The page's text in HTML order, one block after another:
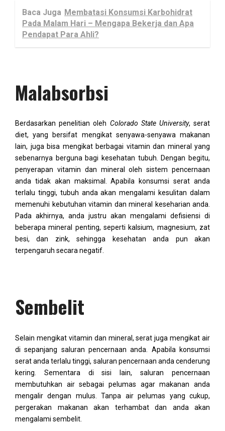
Baca Juga Membatasi Konsumsi Karbohidrat
Pada Malam Hari – Mengapa Bekerja dan Apa
Pendapat Para Ahli?
Malabsorbsi
Berdasarkan penelitian oleh Colorado State University, serat
diet, yang bersifat mengikat senyawa-senyawa makanan
lain, juga bisa mengikat berbagai vitamin dan mineral yang
sebenarnya berguna bagi kesehatan tubuh. Dengan begitu,
penyerapan vitamin dan mineral oleh sistem pencernaan
anda tidak akan maksimal. Apabila konsumsi serat anda
terlalu tinggi, tubuh anda akan mengalami kesulitan dalam
memenuhi kebutuhan vitamin dan mineral keseharian anda.
Pada akhirnya, anda justru akan mengalami defisiensi di
beberapa mineral penting, seperti kalsium, magnesium, zat
besi, dan zink, sehingga kesehatan anda pun akan
terpengaruh secara negatif.
Sembelit
Selain mengikat vitamin dan mineral, serat juga mengikat air
di sepanjang saluran pencernaan anda. Apabila konsumsi
serat anda terlalu tinggi, saluran pencernaan anda cenderung
kering. Sementara di sisi lain, saluran pencernaan
membutuhkan air sebagai pelumas agar makanan anda
mengalir dengan mulus. Tanpa air pelumas yang cukup,
pergerakan makanan akan terhambat dan anda akan
mengalami sembelit.